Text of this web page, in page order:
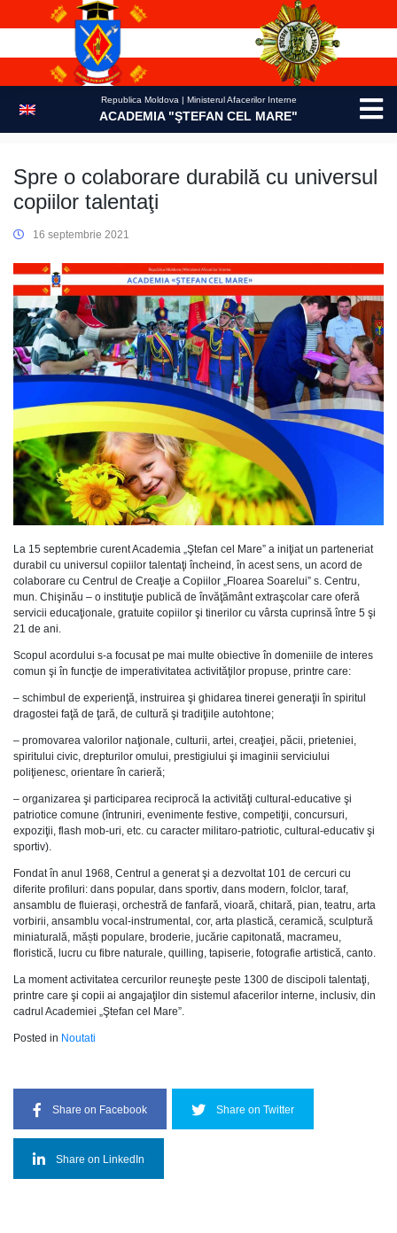
Republica Moldova | Ministerul Afacerilor Interne
ACADEMIA "ŞTEFAN CEL MARE"
Spre o colaborare durabilă cu universul
copiilor talentaţi
16 septembrie 2021
La 15 septembrie curent Academia „Ştefan cel Mare” a iniţiat un parteneriat
durabil cu universul copiilor talentaţi încheind, în acest sens, un acord de
colaborare cu Centrul de Creaţie a Copiilor „Floarea Soarelui” s. Centru,
mun. Chişinău – o instituţie publică de învăţământ extraşcolar care oferă
servicii educaţionale, gratuite copiilor şi tinerilor cu vârsta cuprinsă între 5 şi
21 de ani.
Scopul acordului s-a focusat pe mai multe obiective în domeniile de interes
comun şi în funcţie de imperativitatea activităţilor propuse, printre care:
– schimbul de experienţă, instruirea şi ghidarea tinerei generaţii în spiritul
dragostei faţă de ţară, de cultură şi tradiţiile autohtone;
– promovarea valorilor naţionale, culturii, artei, creaţiei, păcii, prieteniei,
spiritului civic, drepturilor omului, prestigiului şi imaginii serviciului
poliţienesc, orientare în carieră;
– organizarea şi participarea reciprocă la activităţi cultural-educative şi
patriotice comune (întruniri, evenimente festive, competiţii, concursuri,
expoziţii, flash mob-uri, etc. cu caracter militaro-patriotic, cultural-educativ şi
sportiv).
Fondat în anul 1968, Centrul a generat şi a dezvoltat 101 de cercuri cu
diferite profiluri: dans popular, dans sportiv, dans modern, folclor, taraf,
ansamblu de fluierași, orchestră de fanfară, vioară, chitară, pian, teatru, arta
vorbirii, ansamblu vocal-instrumental, cor, arta plastică, ceramică, sculptură
miniaturală, măști populare, broderie, jucărie capitonată, macrameu,
floristică, lucru cu fibre naturale, quilling, tapiserie, fotografie artistică, canto.
La moment activitatea cercurilor reuneşte peste 1300 de discipoli talentaţi,
printre care şi copii ai angajaţilor din sistemul afacerilor interne, inclusiv, din
cadrul Academiei „Ştefan cel Mare”.
Posted in Noutati
Share on Facebook Share on Twitter
Share on LinkedIn